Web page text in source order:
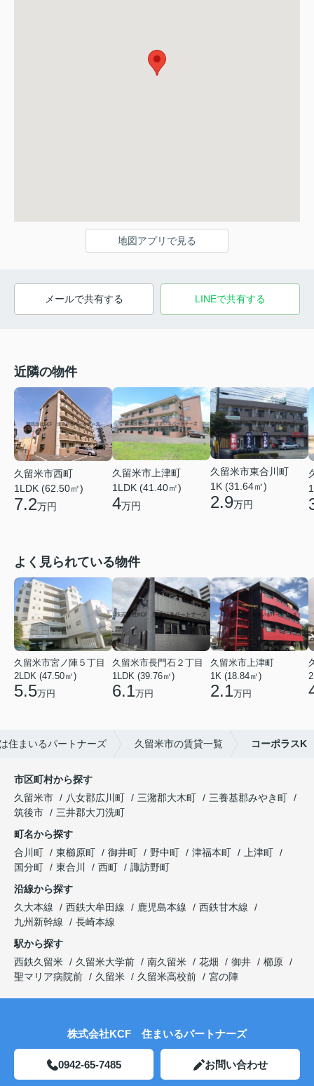
地図アプリで見る
メールで共有する LINEで共有する
近隣の物件
久留米市西町
1LDK (62.50㎡)
7.2万円
久留米市上津町
1LDK (41.40㎡)
4万円
久留米市東合川町
1K (31.64㎡)
2.9万円
よく見られている物件
久留米市宮ノ陣５丁目
2LDK (47.50㎡)
5.5万円
久留米市長門石２丁目
1LDK (39.76㎡)
6.1万円
久留米市上津町
1K (18.84㎡)
2.1万円
住まいるパートナーズ 久留米市の賃貸一覧 コーポラスK
市区町村から探す
久留米市
八女郡広川町 三潴郡大木町
三養基郡みやき町
筑後市
三井郡大刀洗町
町名から探す
合川町
東櫛原町 御井町 野中町 津福本町
上津町
国分町
東合川 西町
諏訪野町
沿線から探す
久大本線
西鉄大牟田線 鹿児島本線
西鉄甘木線
九州新幹線
長崎本線
駅から探す
西鉄久留米
久留米大学前 南久留米 花畑 御井
櫛原
聖マリア病院前
久留米 久留米高校前 宮の陣
株式会社KCF 住まいるパートナーズ
0942-65-7485 お問い合わせ